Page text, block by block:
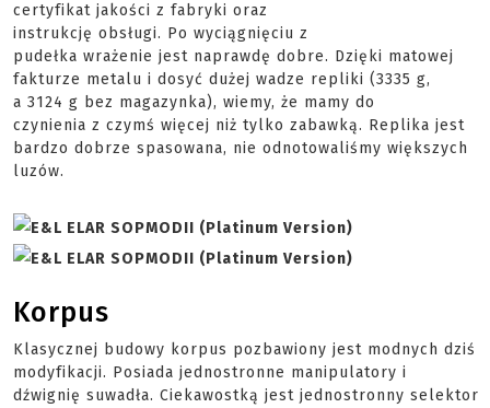
certyfikat jakości z fabryki oraz
instrukcję obsługi. Po wyciągnięciu z
pudełka wrażenie jest naprawdę dobre. Dzięki matowej
fakturze metalu i dosyć dużej wadze repliki (3335 g,
a 3124 g bez magazynka), wiemy, że mamy do
czynienia z czymś więcej niż tylko zabawką. Replika jest
bardzo dobrze spasowana, nie odnotowaliśmy większych
luzów.
Korpus
Klasycznej budowy korpus pozbawiony jest modnych dziś
modyfikacji. Posiada jednostronne manipulatory i
dźwignię suwadła. Ciekawostką jest jednostronny selektor